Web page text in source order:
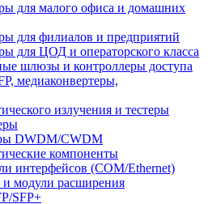
для малого офиса и домашних
для филиалов и предприятий
для ЦОД и операторского класса
шлюзы и контроллеры доступа
медиаконвертеры,
излучения и тестеры
DWDM/CWDM
компоненты
интерфейсов (COM/Ethernet)
модули расширения
SFP+